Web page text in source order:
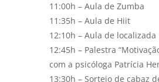
11:00h – Aula de Zumba
11:35h – Aula de Hiit
12:10h – Aula de localizada
12:45h – Palestra
com a psicóloga Patrícia
13:30h – Sorteio de cabaz